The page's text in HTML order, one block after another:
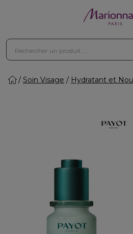
Soin Visage Hydratant et